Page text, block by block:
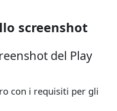
screenshot
del Play
con i requisiti per gli